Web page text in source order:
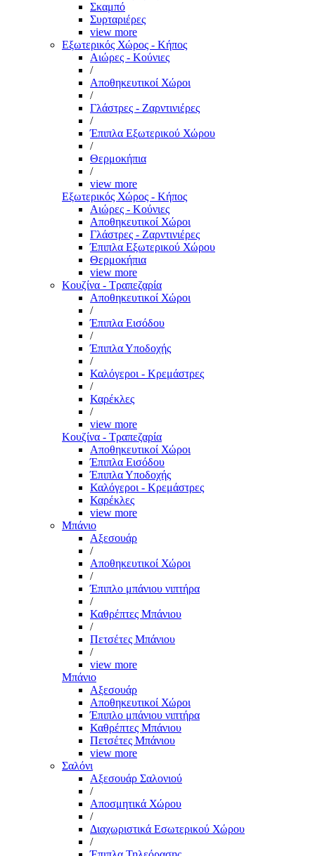
Σκαμπό
Συρταριέρες
view more
Εξωτερικός Χώρος - Κήπος
Αιώρες - Κούνιες
/
Αποθηκευτικοί Χώροι
/
Γλάστρες - Ζαρντινιέρες
/
Έπιπλα Εξωτερικού Χώρου
/
Θερμοκήπια
/
view more
Εξωτερικός Χώρος - Κήπος
Αιώρες - Κούνιες
Αποθηκευτικοί Χώροι
Γλάστρες - Ζαρντινιέρες
Έπιπλα Εξωτερικού Χώρου
Θερμοκήπια
view more
Κουζίνα - Τραπεζαρία
Αποθηκευτικοί Χώροι
/
Έπιπλα Εισόδου
/
Έπιπλα Υποδοχής
/
Καλόγεροι - Κρεμάστρες
/
Καρέκλες
/
view more
Κουζίνα - Τραπεζαρία
Αποθηκευτικοί Χώροι
Έπιπλα Εισόδου
Έπιπλα Υποδοχής
Καλόγεροι - Κρεμάστρες
Καρέκλες
view more
Μπάνιο
Αξεσουάρ
/
Αποθηκευτικοί Χώροι
/
Έπιπλο μπάνιου νιπτήρα
/
Καθρέπτες Μπάνιου
/
Πετσέτες Μπάνιου
/
view more
Μπάνιο
Αξεσουάρ
Αποθηκευτικοί Χώροι
Έπιπλο μπάνιου νιπτήρα
Καθρέπτες Μπάνιου
Πετσέτες Μπάνιου
view more
Σαλόνι
Αξεσουάρ Σαλονιού
/
Αποσμητικά Χώρου
/
Διαχωριστικά Εσωτερικού Χώρου
/